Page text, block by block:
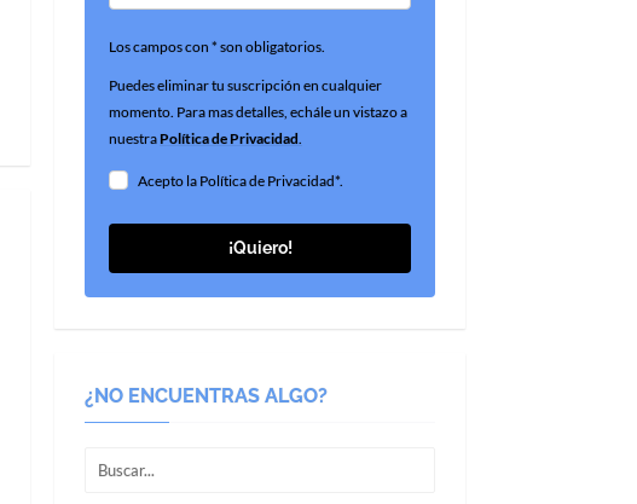
Los campos con * son obligatorios.
Puedes eliminar tu suscripción en cualquier
momento. Para mas detalles, echále un vistazo a
nuestraPolítica de Privacidad.
Acepto la Política de Privacidad*.
¡Quiero!
¿NO ENCUENTRAS ALGO?